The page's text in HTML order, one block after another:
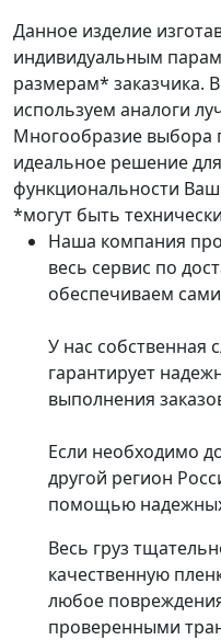
Данное изделие
индивидуальным
размерам* заказчика.
используем аналоги
Многообразие выбора
идеальное решение
функциональности
*могут быть
Наша компания
весь сервис по
обеспечиваем
У нас собственная
гарантирует
выполнения
Если необходимо
другой регион
помощью
Весь груз
качественную
любое
проверенными